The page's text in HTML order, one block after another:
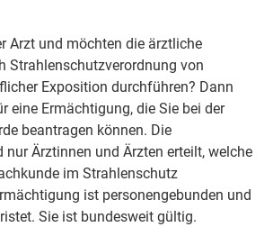
Arzt und möchten die ärztliche
Strahlenschutzverordnung von
Exposition durchführen? Dann
eine Ermächtigung, die Sie bei der
beantragen können. Die
nur Ärztinnen und Ärzten erteilt, welche
im Strahlenschutz
ist personengebunden und
Sie ist bundesweit gültig.